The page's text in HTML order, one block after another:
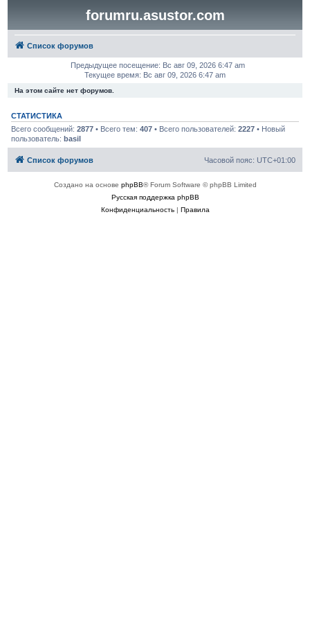
forumru.asustor.com
Список форумов
Предыдущее посещение: Вс авг 09, 2026 6:47 am
Текущее время: Вс авг 09, 2026 6:47 am
На этом сайте нет форумов.
СТАТИСТИКА
Всего сообщений: 2877• Всего тем: 407• Всего пользователей: 2227• Новый
пользователь: basil
Список форумов Часовой пояс: UTC+01:00
Создано на основе phpBB® Forum Software © phpBB Limited
Русская поддержка phpBB
Конфиденциальность| Правила